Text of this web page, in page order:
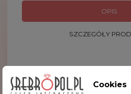
OPIS
SZCZEGÓŁY
Bajeczna figurka
rozpostartymi skrzydłami. Już
Cookies